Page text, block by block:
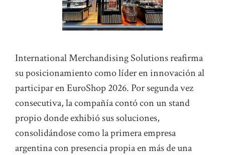
International Merchandising Solutions reafirma
su posicionamiento como líder en innovación al
participar en EuroShop 2026. Por segunda vez
consecutiva, la compañía contó con un stand
propio donde exhibió sus soluciones,
consolidándose como la primera empresa
argentina con presencia propia en más de una